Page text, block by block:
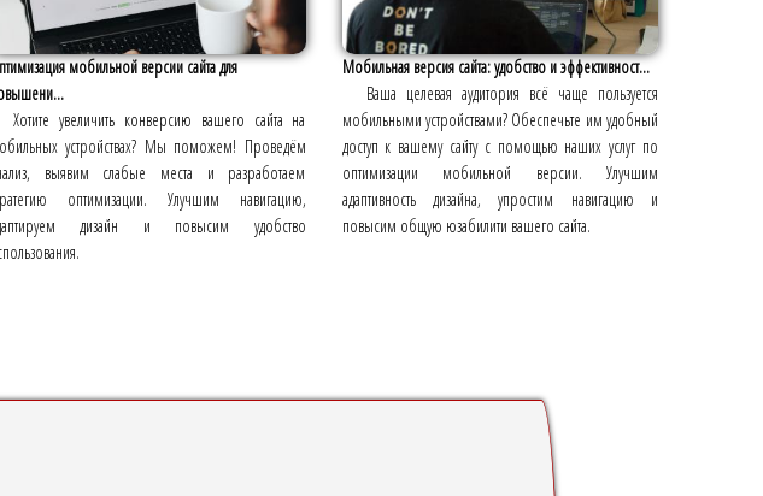
мобильной версии сайта для
Хотите увеличить конверсию вашего сайта на
устройствах? Мы поможем! Проведём
выявим слабые места и разработаем
оптимизации. Улучшим навигацию,
дизайн и повысим удобство
Мобильная версия сайта: удобство и эффективност...
Ваша целевая аудитория всё чаще пользуется
мобильными устройствами? Обеспечьте им удобный
доступ к вашему сайту с помощью наших услуг по
оптимизации мобильной версии. Улучшим
адаптивность дизайна, упростим навигацию и
повысим общую юзабилити вашего сайта.